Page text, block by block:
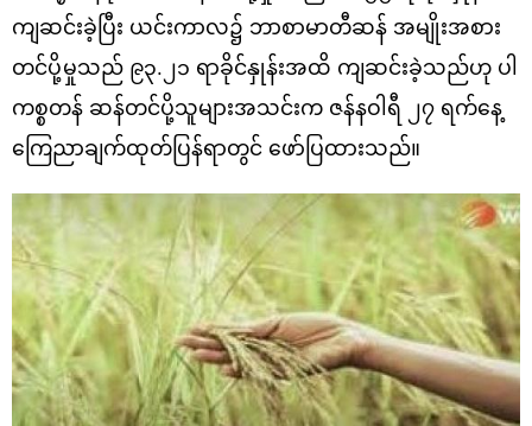
ကျဆင်းခဲ့ပြီး ယင်းကာလ၌ ဘာစာမာတီဆန် အမျိုးအစား
တင်ပို့မှုသည် ၉၃.၂၁ ရာခိုင်နှုန်းအထိ ကျဆင်းခဲ့သည်ဟု ပါ
ကစ္စတန် ဆန်တင်ပို့သူများအသင်းက ဇန်နဝါရီ ၂၇ ရက်နေ့
ကြေညာချက်ထုတ်ပြန်ရာတွင် ဖော်ပြထားသည်။